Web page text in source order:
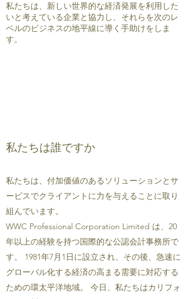
私たちは、新しい世界的な経済発展を利用した
いと考えている企業と協力し、それらを次のレ
ベルのビジネスの地平線に導く手助けをしま
す。
私たちは誰ですか
私たちは、付加価値のあるソリューションとサ
ービスでクライアントに力を与えることに取り
組んでいます。
WWC Professional Corporation Limited は、20
年以上の経験を持つ国際的な公認会計事務所で
す。 1981年7月1日に設立され、その後、急速に
グローバル化する経済の高まる需要に対応する
ための環太平洋地域。 今日、私たちはカリフォ